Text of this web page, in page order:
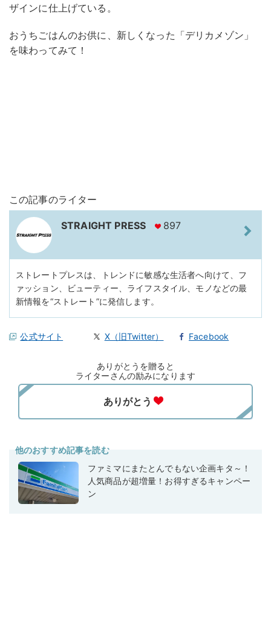
ザインに仕上げている。
おうちごはんのお供に、新しくなった「デリカメゾン」
を味わってみて！
この記事のライター
STRAIGHT PRESS 897
ストレートプレスは、トレンドに敏感な生活者へ向けて、フ
ァッション、ビューティー、ライフスタイル、モノなどの最
新情報を“ストレート”に発信します。
公式サイト X（旧Twitter） Facebook
ありがとうを贈ると
ライターさんの励みになります
他のおすすめ記事を読む
ファミマにまたとんでもない企画キタ～！
人気商品が超増量！お得すぎるキャンペー
ン